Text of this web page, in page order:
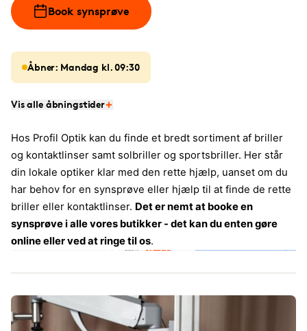
Book synsprøve
Åbner: Mandag kl. 09:30
Vis alle åbningstider
Hos Profil Optik kan du finde et bredt sortiment af briller
og kontaktlinser samt solbriller og sportsbriller. Her står
din lokale optiker klar med den rette hjælp, uanset om du
har behov for en synsprøve eller hjælp til at finde de rette
briller eller kontaktlinser. Det er nemt at booke en
synsprøve i alle vores butikker - det kan du enten gøre
online eller ved at ringe til os.